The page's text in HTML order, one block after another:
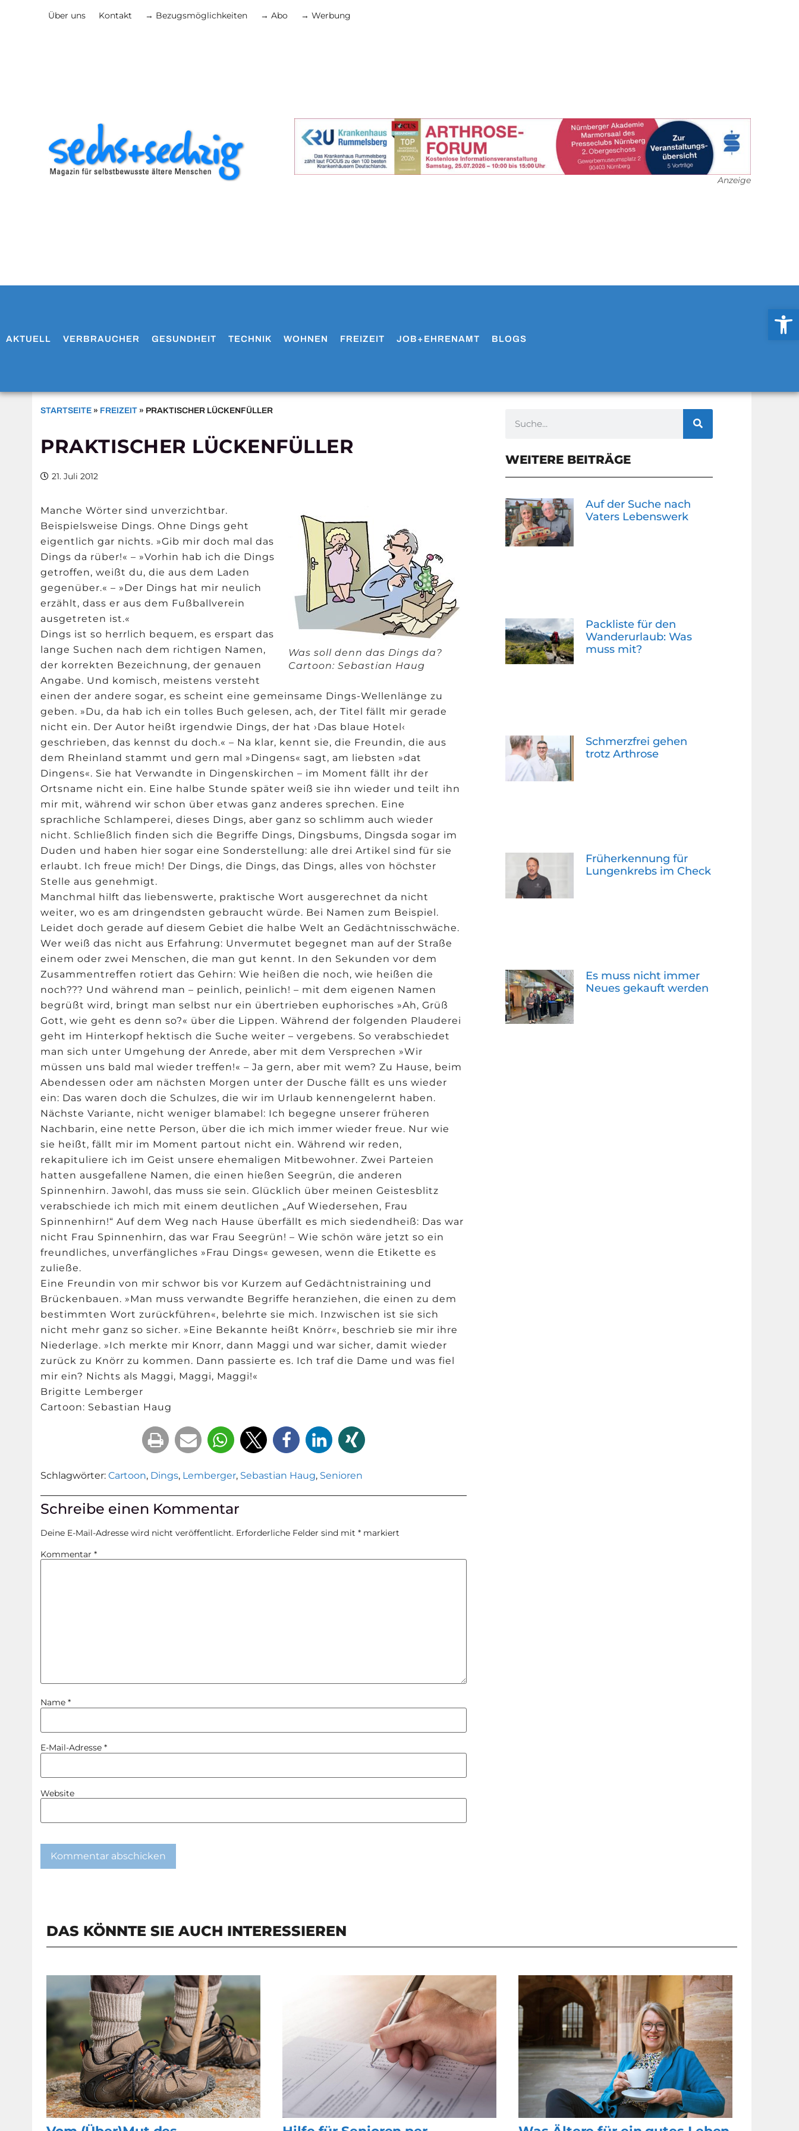
Über uns Kontakt → Bezugsmöglichkeiten → Abo → Werbung
Anzeige
AKTUELL VERBRAUCHER GESUNDHEIT TECHNIK WOHNEN FREIZEIT JOB+EHRENAMT BLOGS
STARTSEITE » FREIZEIT » PRAKTISCHER LÜCKENFÜLLER
PRAKTISCHER LÜCKENFÜLLER
21. Juli 2012
Was soll denn das Dings da?
Cartoon: Sebastian Haug
Manche Wörter sind unverzichtbar.
Beispielsweise Dings. Ohne Dings geht
eigentlich gar nichts. »Gib mir doch mal das
Dings da rüber!« – »Vorhin hab ich die Dings
getroffen, weißt du, die aus dem Laden
gegenüber.« – »Der Dings hat mir neulich
erzählt, dass er aus dem Fußballverein
ausgetreten ist.«
Dings ist so herrlich bequem, es erspart das
lange Suchen nach dem richtigen Namen,
der korrekten Bezeichnung, der genauen
Angabe. Und komisch, meistens versteht
einen der andere sogar, es scheint eine gemeinsame Dings-Wellenlänge zu
geben. »Du, da hab ich ein tolles Buch gelesen, ach, der Titel fällt mir gerade
nicht ein. Der Autor heißt irgendwie Dings, der hat ›Das blaue Hotel‹
geschrieben, das kennst du doch.« – Na klar, kennt sie, die Freundin, die aus
dem Rheinland stammt und gern mal »Dingens« sagt, am liebsten »dat
Dingens«. Sie hat Verwandte in Dingenskirchen – im Moment fällt ihr der
Ortsname nicht ein. Eine halbe Stunde später weiß sie ihn wieder und teilt ihn
mir mit, während wir schon über etwas ganz anderes sprechen. Eine
sprachliche Schlamperei, dieses Dings, aber ganz so schlimm auch wieder
nicht. Schließlich finden sich die Begriffe Dings, Dingsbums, Dingsda sogar im
Duden und haben hier sogar eine Sonderstellung: alle drei Artikel sind für sie
erlaubt. Ich freue mich! Der Dings, die Dings, das Dings, alles von höchster
Stelle aus genehmigt.
Manchmal hilft das liebenswerte, praktische Wort ausgerechnet da nicht
weiter, wo es am dringendsten gebraucht würde. Bei Namen zum Beispiel.
Leidet doch gerade auf diesem Gebiet die halbe Welt an Gedächtnisschwäche.
Wer weiß das nicht aus Erfahrung: Unvermutet begegnet man auf der Straße
einem oder zwei Menschen, die man gut kennt. In den Sekunden vor dem
Zusammentreffen rotiert das Gehirn: Wie heißen die noch, wie heißen die
noch??? Und während man – peinlich, peinlich! – mit dem eigenen Namen
begrüßt wird, bringt man selbst nur ein übertrieben euphorisches »Ah, Grüß
Gott, wie geht es denn so?« über die Lippen. Während der folgenden Plauderei
geht im Hinterkopf hektisch die Suche weiter – vergebens. So verabschiedet
man sich unter Umgehung der Anrede, aber mit dem Versprechen »Wir
müssen uns bald mal wieder treffen!« – Ja gern, aber mit wem? Zu Hause, beim
Abendessen oder am nächsten Morgen unter der Dusche fällt es uns wieder
ein: Das waren doch die Schulzes, die wir im Urlaub kennengelernt haben.
Nächste Variante, nicht weniger blamabel: Ich begegne unserer früheren
Nachbarin, eine nette Person, über die ich mich immer wieder freue. Nur wie
sie heißt, fällt mir im Moment partout nicht ein. Während wir reden,
rekapituliere ich im Geist unsere ehemaligen Mitbewohner. Zwei Parteien
hatten ausgefallene Namen, die einen hießen Seegrün, die anderen
Spinnenhirn. Jawohl, das muss sie sein. Glücklich über meinen Geistesblitz
verabschiede ich mich mit einem deutlichen „Auf Wiedersehen, Frau
Spinnenhirn!“ Auf dem Weg nach Hause überfällt es mich siedendheiß: Das war
nicht Frau Spinnenhirn, das war Frau Seegrün! – Wie schön wäre jetzt so ein
freundliches, unverfängliches »Frau Dings« gewesen, wenn die Etikette es
zuließe.
Eine Freundin von mir schwor bis vor Kurzem auf Gedächtnistraining und
Brückenbauen. »Man muss verwandte Begriffe heranziehen, die einen zu dem
bestimmten Wort zurückführen«, belehrte sie mich. Inzwischen ist sie sich
nicht mehr ganz so sicher. »Eine Bekannte heißt Knörr«, beschrieb sie mir ihre
Niederlage. »Ich merkte mir Knorr, dann Maggi und war sicher, damit wieder
zurück zu Knörr zu kommen. Dann passierte es. Ich traf die Dame und was fiel
mir ein? Nichts als Maggi, Maggi, Maggi!«
Brigitte Lemberger
Cartoon: Sebastian Haug
Schlagwörter:Cartoon, Dings, Lemberger, Sebastian Haug, Senioren
Schreibe einen Kommentar
Deine E-Mail-Adresse wird nicht veröffentlicht. Erforderliche Felder sind mit* markiert
Kommentar*
Name*
E-Mail-Adresse*
Website
WEITERE BEITRÄGE
Auf der Suche nach
Vaters Lebenswerk
Packliste für den
Wanderurlaub: Was
muss mit?
Schmerzfrei gehen
trotz Arthrose
Früherkennung für
Lungenkrebs im Check
Es muss nicht immer
Neues gekauft werden
DAS KÖNNTE SIE AUCH INTERESSIEREN